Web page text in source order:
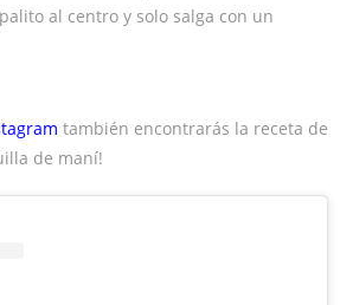
al centro y solo salga con un
también encontrarás la receta de
de maní!